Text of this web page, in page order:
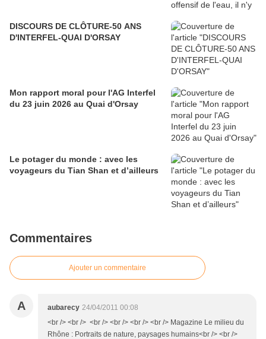
DISCOURS DE CLÔTURE-50 ANS
D'INTERFEL-QUAI D'ORSAY
Mon rapport moral pour l'AG Interfel
du 23 juin 2026 au Quai d'Orsay
Le potager du monde : avec les
voyageurs du Tian Shan et d’ailleurs
Commentaires
Ajouter un commentaire
A aubarecy 24/04/2011 00:08
<br /> <br /> <br /> <br /> <br /> <br /> Magazine Le milieu du
Rhône : Portraits de nature, paysages humains<br /> <br />